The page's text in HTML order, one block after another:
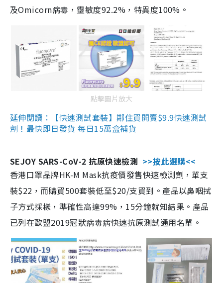
及Omicorn病毒，靈敏度92.2%，特異度100%。
點擊圖片放大
延伸閱讀：【快速測試套裝】鄰住買開賣$9.9快速測試
劑！最快即日發貨 每日15萬盒補貨
SEJOY SARS-CoV-2 抗原快速檢測 >>按此選購<<
香港口罩品牌HK-M Mask抗疫價發售快速檢測劑，單支
裝$22，而購買500套裝低至$20/支買到。產品以鼻咽拭
子方式採樣，準確性高達99%，15分鐘就知結果。產品
已列在歐盟2019冠狀病毒病快速抗原測試通用名單。